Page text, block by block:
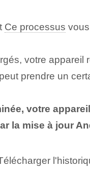
Ce processus
votre
prendre un
votre
la mise à jour